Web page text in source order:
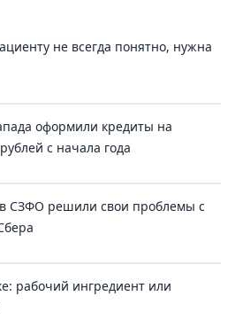
не всегда понятно, нужна
оформили кредиты на
с начала года
СЗФО решили свои проблемы с
рабочий ингредиент или